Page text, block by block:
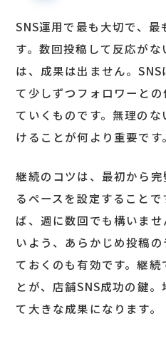
SNS運用で最も大切で、
す。数回投稿して反応が
は、成果は出ません。
て少しずつフォロワーと
ていくものです。無理の
けることが何より重要です。
継続のコツは、最初から
るペースを設定すること
ば、週に数回でも構いま
いよう、あらかじめ投稿
ておくのも有効です。継
とが、店舗SNS成功の鍵
て大きな成果になります。